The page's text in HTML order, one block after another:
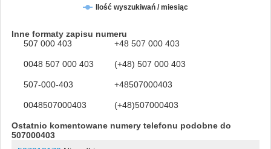
Ilość wyszukiwań / miesiąc
Inne formaty zapisu numeru
507 000 403
+48 507 000 403
0048 507 000 403 (+48) 507 000 403
507-000-403 +48507000403
0048507000403 (+48)507000403
Ostatnio komentowane numery telefonu podobne do
507000403